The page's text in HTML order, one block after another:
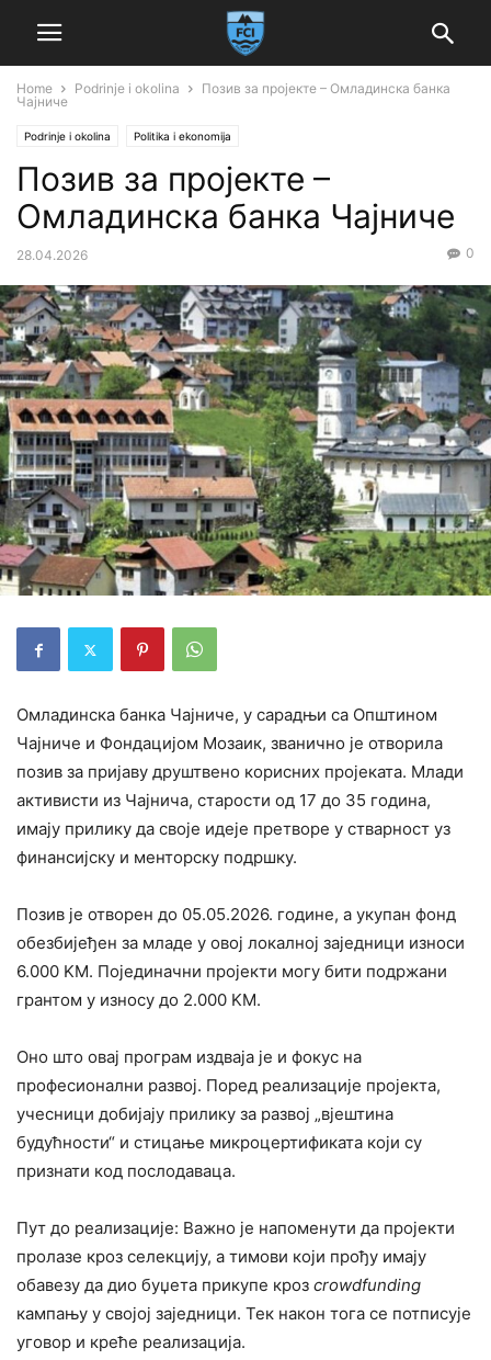
Home Podrinje i okolina
Позив за пројекте – Омладинска банка
Чајниче
Podrinje i okolina Politika i ekonomija
Позив за пројекте –
Омладинска банка Чајниче
28.04.2026 0
Омладинска банка Чајниче, у сарадњи са Општином
Чајниче и Фондацијом Мозаик, званично је отворила
позив за пријаву друштвено корисних пројеката. Млади
активисти из Чајнича, старости од 17 до 35 година,
имају прилику да своје идеје претворе у стварност уз
финансијску и менторску подршку.
Позив је отворен до 05.05.2026. године, а укупан фонд
обезбијеђен за младе у овој локалној заједници износи
6.000 KМ. Појединачни пројекти могу бити подржани
грантом у износу до 2.000 KМ.
Оно што овај програм издваја је и фокус на
професионални развој. Поред реализације пројекта,
учесници добијају прилику за развој „вјештина
будућности“ и стицање микроцертификата који су
признати код послодаваца.
Пут до реализације: Важно је напоменути да пројекти
пролазе кроз селекцију, а тимови који прођу имају
обавезу да дио буџета прикупе кроз crowdfunding
кампању у својој заједници. Тек након тога се потписује
уговор и креће реализација.